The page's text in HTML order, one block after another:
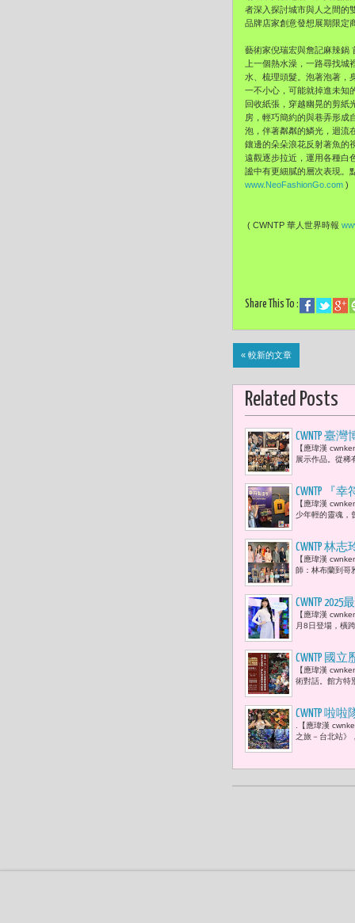
者深入探討城市與人之間的
品牌店家創意發想展期限定
藝術家倪瑞宏與詹記麻辣鍋
上一個熱水澡，一路尋找
水、梳理頭髮。泡著泡著，
一不小心，可能就掉進未知
回收紙張，穿越幽晃的剪紙
房，輕巧簡約的與巷弄形成
泡，伴著粼粼的鱗光，迴流
鑲邊的朵朵浪花反射著魚的
遠觀逐步拉近，運用各種白
謐中有更細膩的層次表現。
www.NeoFashionGo.com )
( CWNTP 華人世界時報
Share This To :
« 較新的文章
Related Posts
CWNTP 臺
知識之旅
【應瑋漢
展示作品。從稀
CWNTP 『
福平安符
【應瑋漢
少年輕的靈魂，
CWNTP 林
等52件 托
【應瑋漢
師：林布蘭到哥
CWNTP
敢愛麗絲
【應瑋漢
月8日登場，橫
CWNTP 國
姆》首度
【應瑋漢
術對話。館方特
CWNTP 啦
』，才能
.【應瑋漢
之旅－台北站》